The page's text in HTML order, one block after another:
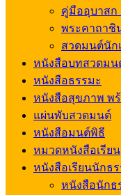
คู่มืออุบาสก
พระคาถาชิ
สวดมนต์นัก
หนังสือบทสวดมน
หนังสือธรรมะ
หนังสือสุขภาพ พ
แผ่นพับสวดมนต์
หนังสือมนต์พิธี
หมวดหนังสือเรียน
หนังสือเรียนนักธร
หนังสือนักธ